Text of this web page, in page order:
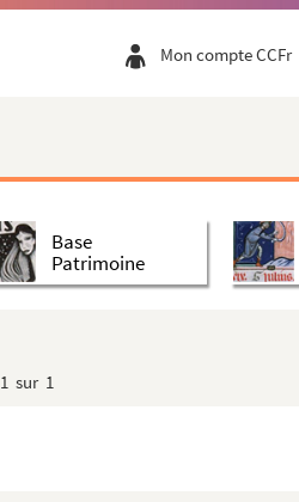
Mon compte CCFr
Base
Patrimoine
1 sur 1